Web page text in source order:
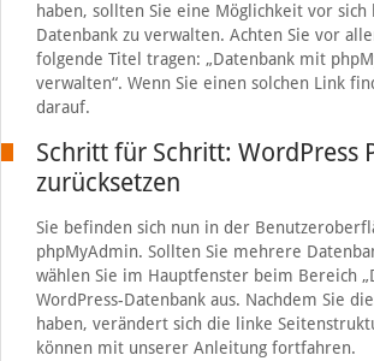
haben, sollten Sie eine Möglichkeit vor sich
Datenbank zu verwalten. Achten Sie vor
folgende Titel tragen: „Datenbank mit
verwalten“. Wenn Sie einen solchen Link
darauf.
Schritt für Schritt: WordPress
zurücksetzen
Sie befinden sich nun in der
phpMyAdmin. Sollten Sie mehrere
wählen Sie im Hauptfenster beim Bereich
WordPress-Datenbank aus. Nachdem Sie
haben, verändert sich die linke
können mit unserer Anleitung fortfahren.